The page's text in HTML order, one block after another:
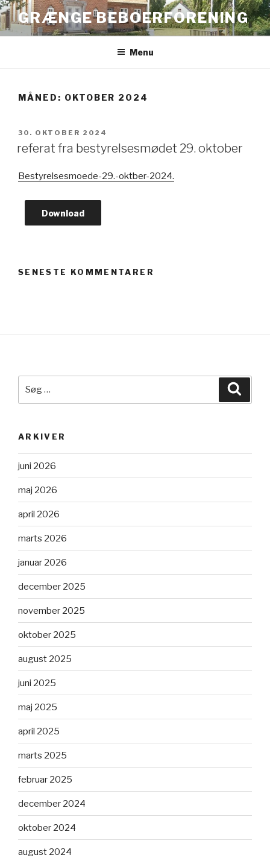
Videre
til
indhold
GRÆNGE BEBOERFORENING
Menu
MÅNED: OKTOBER 2024
UDGIVET
DEN
30. OKTOBER 2024
referat fra bestyrelsesmødet 29. oktober
Bestyrelsesmoede-29.-oktber-2024.
Download
SENESTE KOMMENTARER
efter:
ARKIVER
juni 2026
maj 2026
april 2026
marts 2026
januar 2026
december 2025
november 2025
oktober 2025
august 2025
juni 2025
maj 2025
april 2025
marts 2025
februar 2025
december 2024
oktober 2024
august 2024